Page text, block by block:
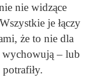
nie widzące
je łączy
że to nie dla
wychowują – lub